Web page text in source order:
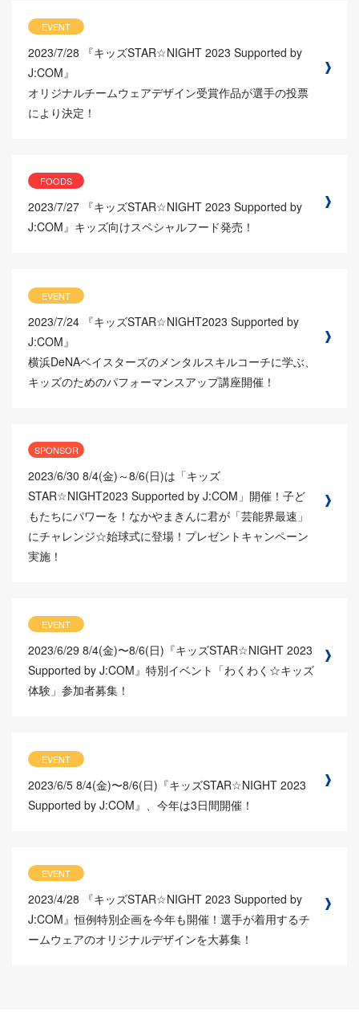
EVENT
2023/7/28
『キッズSTAR☆NIGHT 2023 Supported by
J:COM』
オリジナルチームウェアデザイン受賞作品が選手の投票
により決定！
FOODS
2023/7/27 『キッズSTAR☆NIGHT 2023 Supported by
J:COM』キッズ向けスペシャルフード発売！
EVENT
2023/7/24 『キッズSTAR☆NIGHT2023 Supported by
J:COM』
横浜DeNAベイスターズのメンタルスキルコーチに学ぶ、
キッズのためのパフォーマンスアップ講座開催！
SPONSOR
2023/6/30 8/4(金)～8/6(日)は「キッズ
STAR☆NIGHT2023 Supported by J:COM」開催！子ど
もたちにパワーを！なかやまきんに君が「芸能界最速」
にチャレンジ☆始球式に登場！プレゼントキャンペーン
実施！
EVENT
2023/6/29 8/4(金)〜8/6(日)『キッズSTAR☆NIGHT 2023
Supported by J:COM』特別イベント「わくわく☆キッズ
体験」参加者募集！
EVENT
2023/6/5 8/4(金)〜8/6(日)『キッズSTAR☆NIGHT 2023
Supported by J:COM』、今年は3日間開催！
EVENT
2023/4/28
『キッズSTAR☆NIGHT 2023 Supported by
J:COM』恒例特別企画を今年も開催！選手が着用するチ
ームウェアのオリジナルデザインを大募集！